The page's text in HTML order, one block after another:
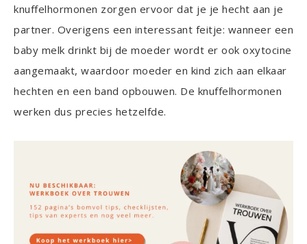
knuffelhormonen zorgen ervoor dat je je hecht aan je
partner. Overigens een interessant feitje: wanneer een
baby melk drinkt bij de moeder wordt er ook oxytocine
aangemaakt, waardoor moeder en kind zich aan elkaar
hechten en een band opbouwen. De knuffelhormonen
werken dus precies hetzelfde.